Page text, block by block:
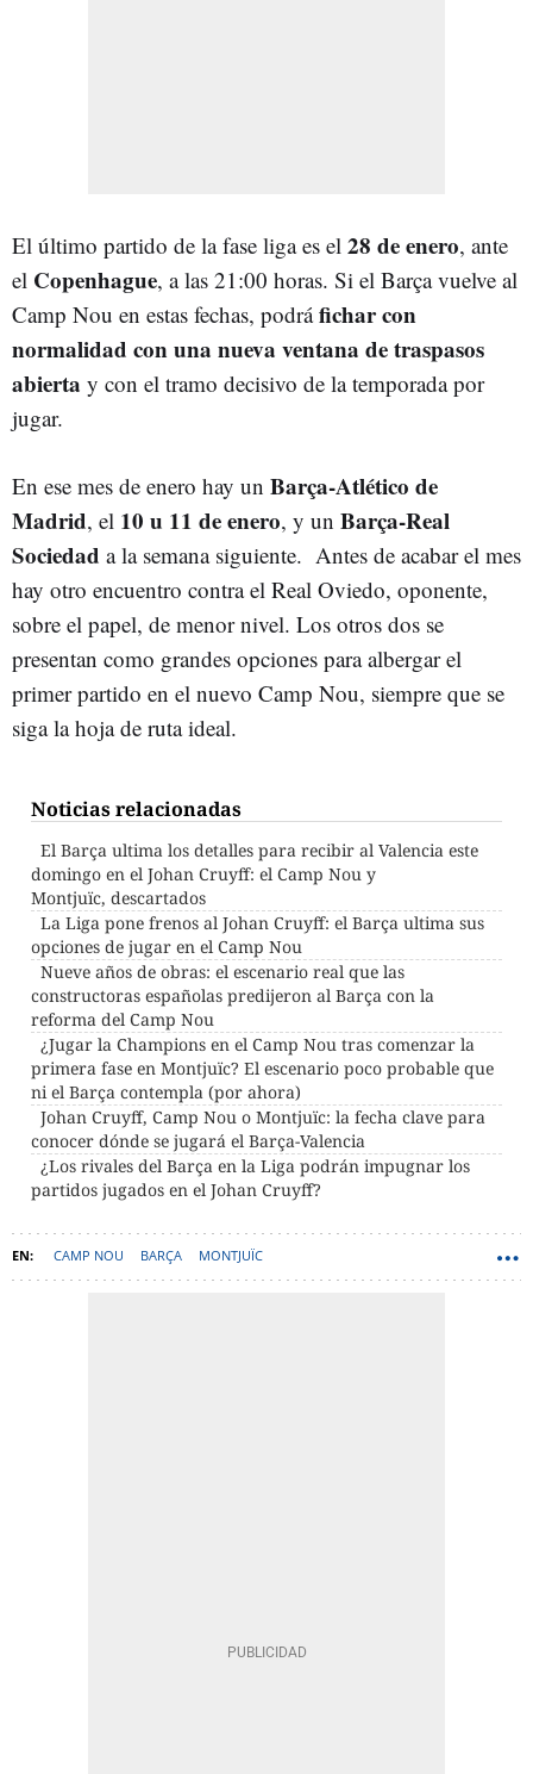
El último partido de la fase liga es el 28 de enero, ante
el Copenhague, a las 21:00 horas. Si el Barça vuelve al
Camp Nou en estas fechas, podráfichar con
normalidad con una nueva ventana de traspasos
abierta y con el tramo decisivo de la temporada por
jugar.
En ese mes de enero hay un Barça-Atlético de
Madrid, el 10 u 11 de enero, y un Barça-Real
Sociedad a la semana siguiente. Antes de acabar el mes
hay otro encuentro contra el Real Oviedo, oponente,
sobre el papel, de menor nivel. Los otros dos se
presentan como grandes opciones para albergar el
primer partido en el nuevo Camp Nou, siempre que se
siga la hoja de ruta ideal.
Noticias relacionadas
El Barça ultima los detalles para recibir al Valencia este
domingo en el Johan Cruyff: el Camp Nou y
Montjuïc, descartados
La Liga pone frenos al Johan Cruyff: el Barça ultima sus
opciones de jugar en el Camp Nou
Nueve años de obras: el escenario real que las
constructoras españolas predijeron al Barça con la
reforma del Camp Nou
¿Jugar la Champions en el Camp Nou tras comenzar la
primera fase en Montjuïc? El escenario poco probable que
ni el Barça contempla (por ahora)
Johan Cruyff, Camp Nou o Montjuïc: la fecha clave para
conocer dónde se jugará el Barça-Valencia
¿Los rivales del Barça en la Liga podrán impugnar los
partidos jugados en el Johan Cruyff?
CAMP NOU BARÇA MONTJUÏC